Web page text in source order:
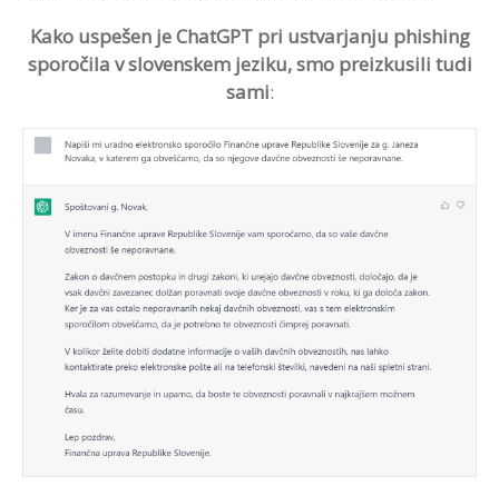
Kako uspešen je ChatGPT pri ustvarjanju phishing
sporočila v slovenskem jeziku, smo preizkusili tudi
sami: